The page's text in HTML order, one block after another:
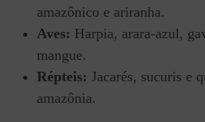
amazônico e ariranha.
Aves: Harpia, arara-azul,
mangue.
Répteis: Jacarés, sucuris e
amazônia.